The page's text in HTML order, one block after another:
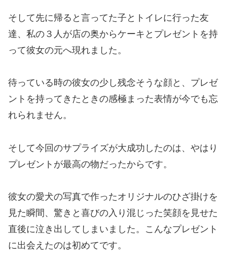
そして先に帰ると言ってた子とトイレに行った友
達、私の３人が店の奥からケーキとプレゼントを持
って彼女の元へ現れました。
待っている時の彼女の少し残念そうな顔と、プレゼ
ントを持ってきたときの感極まった表情が今でも忘
れられません。
そして今回のサプライズが大成功したのは、やはり
プレゼントが最高の物だったからです。
彼女の愛犬の写真で作ったオリジナルのひざ掛けを
見た瞬間、驚きと喜びの入り混じった笑顔を見せた
直後に泣き出してしまいました。こんなプレゼント
に出会えたのは初めてです。